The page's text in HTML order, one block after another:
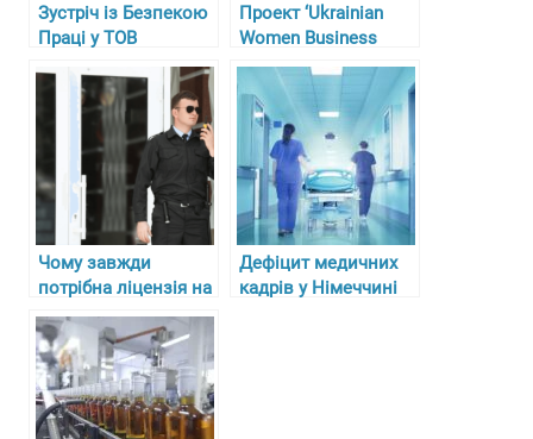
Зустріч із Безпекою
Праці у ТОВ
“Гарасимів Агро”
Проект ‘Ukrainian
Women Business
Circle’ у Німеччині
Чому завжди
потрібна ліцензія на
охоронну
діяльність?
Дефіцит медичних
кадрів у Німеччині